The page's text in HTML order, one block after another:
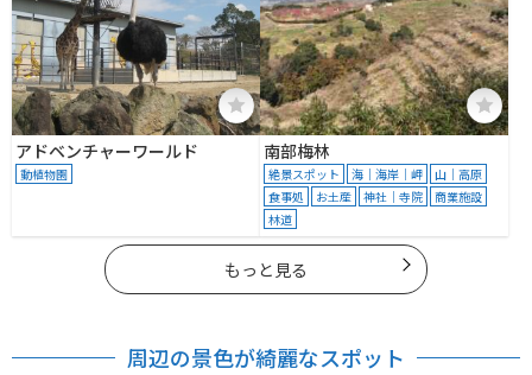
アドベンチャーワールド
動植物園
南部梅林
絶景スポット 海｜海岸｜岬
山｜高原
食事処
お土産 神社｜寺院
商業施設
林道
もっと見る
周辺の景色が綺麗なスポット